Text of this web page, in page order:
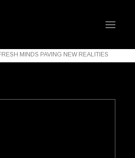
MINDS PAVING NEW REALITIES